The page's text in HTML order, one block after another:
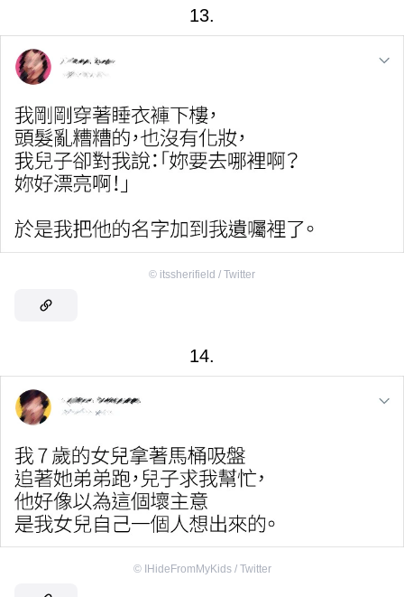
13.
© itssherifield / Twitter
14.
© IHideFromMyKids / Twitter